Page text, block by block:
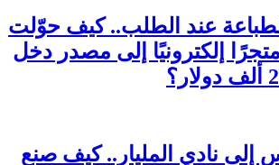
عند الطلب.. كيف حوّلت
إلكترونيًا إلى مصدر دخل
إلى نادي المليار.. كيف صنع